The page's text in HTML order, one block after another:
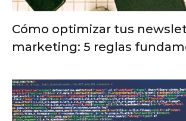
Cómo optimizar tus
marketing: 5 reglas